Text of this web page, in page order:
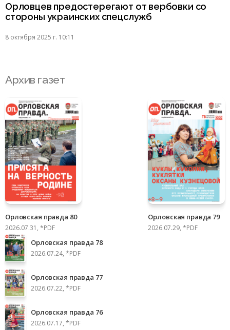
Орловцев предостерегают от вербовки со
стороны украинских спецслужб
8 октября 2025 г. 10:11
Архив газет
Орловская правда 80
2026.07.31, *PDF
Орловская правда 79
2026.07.29, *PDF
Орловская правда 78
2026.07.24, *PDF
Орловская правда 77
2026.07.22, *PDF
Орловская правда 76
2026.07.17, *PDF